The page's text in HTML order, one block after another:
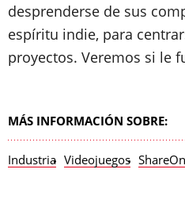
desprenderse de sus
espíritu indie, para
proyectos. Veremos si le
MÁS INFORMACIÓN SOBRE:
Industria Videojuegos